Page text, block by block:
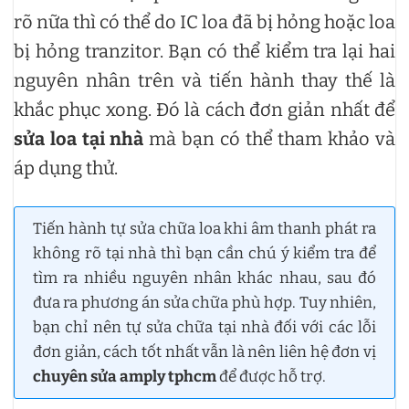
rõ nữa thì có thể do IC loa đã bị hỏng hoặc loa
bị hỏng tranzitor. Bạn có thể kiểm tra lại hai
nguyên nhân trên và tiến hành thay thế là
khắc phục xong. Đó là cách đơn giản nhất để
sửa loa tại nhà mà bạn có thể tham khảo và
áp dụng thử.
Tiến hành tự sửa chữa loa khi âm thanh phát ra
không rõ tại nhà thì bạn cần chú ý kiểm tra để
tìm ra nhiều nguyên nhân khác nhau, sau đó
đưa ra phương án sửa chữa phù hợp. Tuy nhiên,
bạn chỉ nên tự sửa chữa tại nhà đối với các lỗi
đơn giản, cách tốt nhất vẫn là nên liên hệ đơn vị
chuyên sửa amply tphcmđể được hỗ trợ.